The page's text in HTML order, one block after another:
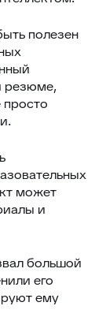
полезен
резюме,
просто
может
и
большой
его
ему